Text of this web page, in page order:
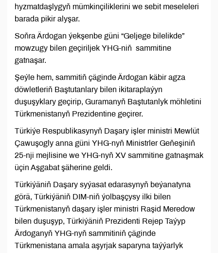
hyzmatdaşlygyň mümkinçiliklerini we sebit meseleleri
barada pikir alyşar.
Soňra Ärdogan ýekşenbe güni “Geljege bilelikde”
mowzugy bilen geçiriljek YHG-niň sammitine
gatnaşar.
Şeýle hem, sammitiň çäginde Ärdogan käbir agza
döwletleriň Baştutanlary bilen ikitaraplaýyn
duşuşyklary geçirip, Guramanyň Baştutanlyk möhletini
Türkmenistanyň Prezidentine geçirer.
Türkiýe Respublikasynyň Daşary işler ministri Mewlüt
Çawuşogly anna güni YHG-nyň Ministrler Geňeşiniň
25-nji mejlisine we YHG-nyň XV sammitine gatnaşmak
üçin Aşgabat şäherine geldi.
Türkiýäniň Daşary syýasat edarasynyň beýanatyna
görä, Türkiýäniň DIM-niň ýolbaşçysy ilki bilen
Türkmenistanyň daşary işler ministri Raşid Meredow
bilen duşuşyp, Türkiýäniň Prezidenti Rejep Taýyp
Ärdoganyň YHG-nyň sammitiniň çäginde
Türkmenistana amala aşyrjak saparyna taýýarlyk